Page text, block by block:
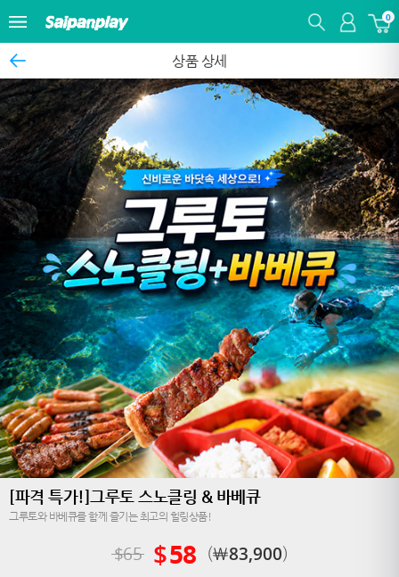
0
상품 상세
[파격 특가!]그루토 스노클링 & 바베큐
그루토와 바베큐를 함께 즐기는 최고의 힐링상품!
￦83,900
$65 $58